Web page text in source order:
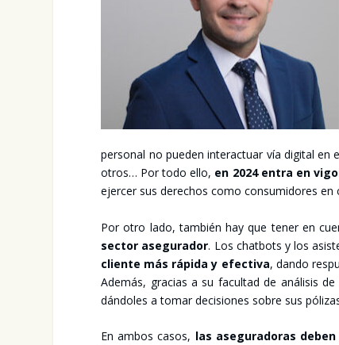
per­so­nal no pue­den inter­ac­tuar vía digi­tal
otros… Por todo ello, en 2024 entra en
ejer­cer sus dere­chos como con­su­mi­do­res en
Por otro lado, tam­bién hay que tener en
sec­tor ase­gu­ra­dor. Los chat­bots y los
clien­te más rápi­da y efec­ti­va, dan­do
Ade­más, gra­cias a su facul­tad de aná­li­sis
dán­do­les a tomar deci­sio­nes sobre sus
En ambos casos, las ase­gu­ra­do­ras